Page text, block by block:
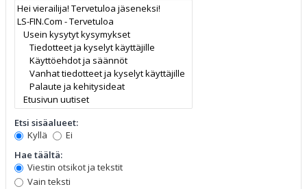
Etsi sisäalueet:
Kyllä
Ei
Hae täältä:
Viestin otsikot ja tekstit
Vain teksti